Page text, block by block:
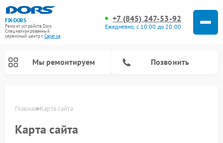
FIX-DORS
Ремонт устройств Dors
Специализированный
cервисный центр г.Саратов
+7 (845) 247-53-92
Ежедневно, с 10:00 до 20:00
Мы ремонтируем Позвонить
Главная Карта сайта
Карта сайта